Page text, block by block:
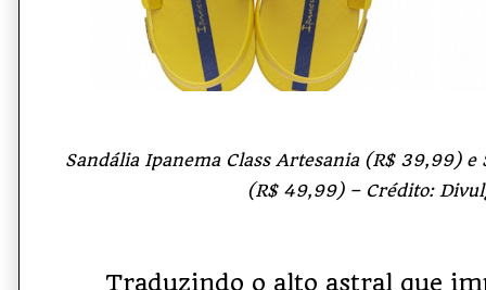
Sandália Ipanema Class Artesania (R$ 39,99) e
(R$ 49,99) – Crédito:
Traduzindo o alto astral que